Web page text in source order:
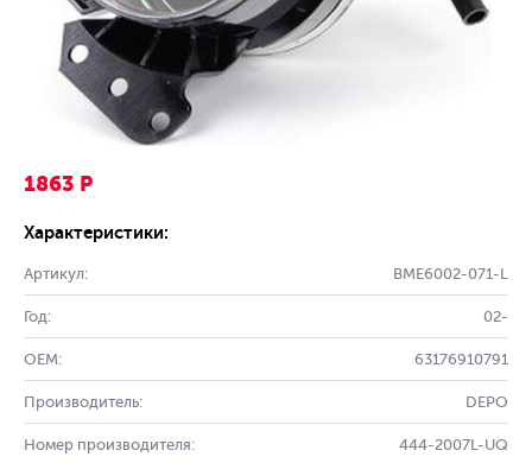
1863 Р
Характеристики:
Артикул: BME6002-071-L
Год: 02-
OEM: 63176910791
Производитель: DEPO
Номер производителя: 444-2007L-UQ